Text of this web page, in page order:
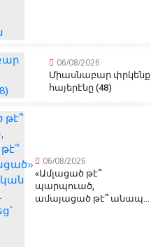
06/08/2026
Միասնաբար փրկենք
հայերէնը (48)
06/08/2026
«Ամլացած թէ՞
պարպուած,
ամայացած թէ՞ անապ...